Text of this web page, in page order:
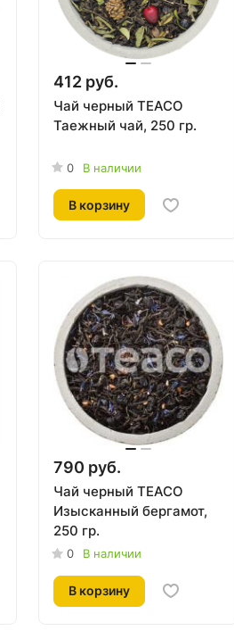
412 руб.
Чай черный TEACO
Таежный чай, 250 гр.
0 В наличии
В корзину
790 руб.
Чай черный TEACO
Изысканный бергамот,
250 гр.
0 В наличии
В корзину